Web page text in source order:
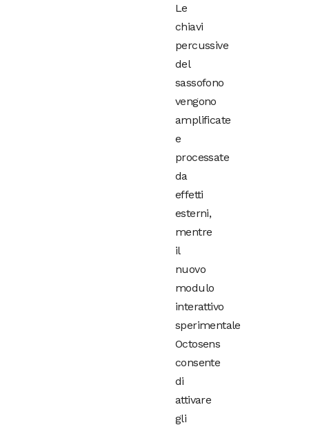
Le
chiavi
percussive
del
sassofono
vengono
amplificate
e
processate
da
effetti
esterni,
mentre
il
nuovo
modulo
interattivo
sperimentale
Octosens
consente
di
attivare
gli